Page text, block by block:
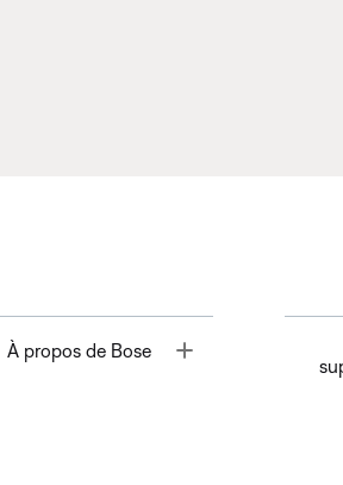
À propos de Bose Toggle